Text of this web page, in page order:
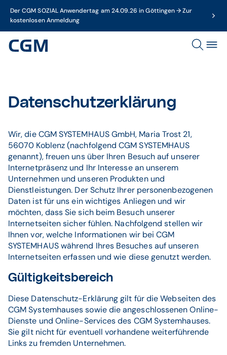
Der CGM SOZIAL Anwendertag am 24.09.26 in Göttingen → Zur
kostenlosen Anmeldung
Datenschutzerklärung
Wir, die CGM SYSTEMHAUS GmbH, Maria Trost 21,
56070 Koblenz (nachfolgend CGM SYSTEMHAUS
genannt), freuen uns über Ihren Besuch auf unserer
Internetpräsenz und Ihr Interesse an unserem
Unternehmen und unseren Produkten und
Dienstleistungen. Der Schutz Ihrer personenbezogenen
Daten ist für uns ein wichtiges Anliegen und wir
möchten, dass Sie sich beim Besuch unserer
Internetseiten sicher fühlen. Nachfolgend stellen wir
Ihnen vor, welche Informationen wir bei CGM
SYSTEMHAUS während Ihres Besuches auf unseren
Internetseiten erfassen und wie diese genutzt werden.
Gültigkeitsbereich
Diese Datenschutz-Erklärung gilt für die Webseiten des
CGM Systemhauses sowie die angeschlossenen Online-
Dienste und Online-Services des CGM Systemhauses.
Sie gilt nicht für eventuell vorhandene weiterführende
Links zu fremden Unternehmen.